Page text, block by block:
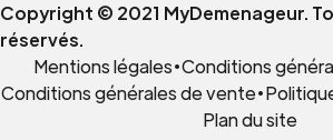
Copyright © 2021 MyDemenageur.
réservés.
Mentions légales•Conditions
Conditions générales de vente•
Plan du site